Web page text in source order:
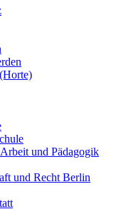
und Pädagogik
und Recht Berlin